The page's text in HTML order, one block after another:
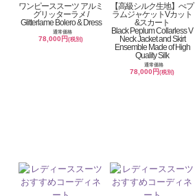
ワンピーススーツ アルミ
グリッターラメ /
Glitterlame Bolero & Dress
通常価格
78,000円(税別)
【高級シルク生地】ぺプ
ラムジャケットVカット
&スカート
Black Peplum Collarless V
Neck Jacket and Skirt
Ensemble Made of High
Quality Silk
通常価格
78,000円(税別)